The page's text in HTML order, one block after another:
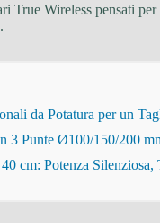
True Wireless pensati
da Potatura per un
Punte Ø100/150/200
cm: Potenza